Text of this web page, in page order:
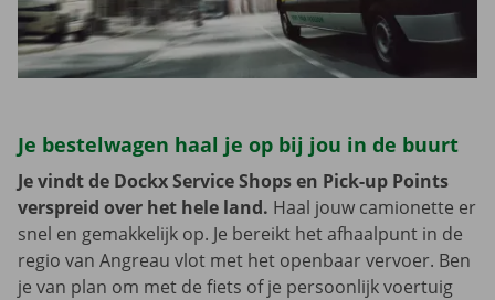
Je bestelwagen haal je op bij jou in de buurt
Je vindt de Dockx Service Shops en Pick-up Points
verspreid over het hele land. Haal jouw camionette er
snel en gemakkelijk op. Je bereikt het afhaalpunt in de
regio van Angreau vlot met het openbaar vervoer. Ben
je van plan om met de fiets of je persoonlijk voertuig